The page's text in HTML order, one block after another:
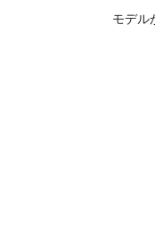
モデル